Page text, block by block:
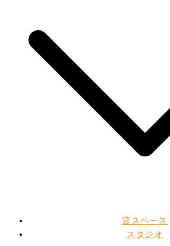
貸スペース
スタジオ